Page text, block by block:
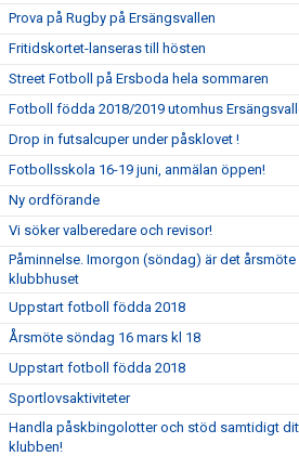
Prova på Rugby på Ersängsvallen
Fritidskortet-lanseras till hösten
Street Fotboll på Ersboda hela sommaren
Fotboll födda 2018/2019 utomhus
Drop in futsalcuper under påsklovet !
Fotbollsskola 16-19 juni, anmälan öppen!
Ny ordförande
Vi söker valberedare och revisor!
Påminnelse. Imorgon (söndag) är det årsmöte
klubbhuset
Uppstart fotboll födda 2018
Årsmöte söndag 16 mars kl 18
Uppstart fotboll födda 2018
Sportlovsaktiviteter
Handla påskbingolotter och stöd samtidigt
klubben!